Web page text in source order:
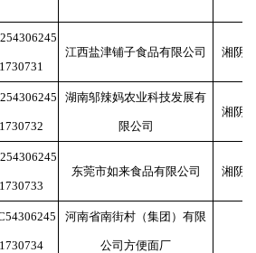
江西盐津铺子食品有限公司 湘阴
湖南邬辣妈农业科技发展有
限公司
湘阴
东莞市如来食品有限公司 湘阴
河南省南街村（集团）有限
公司方便面厂